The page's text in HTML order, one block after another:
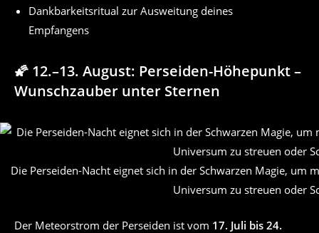
Dankbarkeitsritual zur Ausweitung deines
Empfangens
🌠 12.–13. August: Perseiden-Höhepunkt –
Wunschzauber unter Sternen
Die Perseiden-Nacht eignet sich in der Schwarzen Magie,
Universum zu streuen oder
Der Meteorstrom der Perseiden ist vom 17. Juli bis 24.